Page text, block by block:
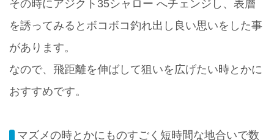
その時にアジクト35シャロー へチェンジし、表層
を誘ってみるとボコボコ釣れ出し良い思いをした事
があります。
なので、飛距離を伸ばして狙いを広げたい時とかに
おすすめです。
マズメの時とかにものすごく短時間な地合いで数